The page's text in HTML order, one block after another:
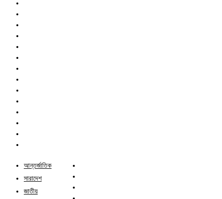
আন্তর্জাতিক
সারাদেশ
জাতীয়